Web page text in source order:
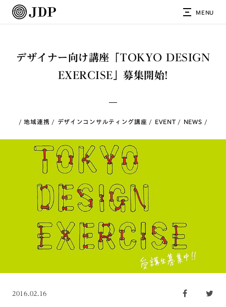
MENU
デザイナー向け講座「TOKYO DESIGN
EXERCISE」募集開始!
地域連携 デザインコンサルティング講座 EVENT NEWS
2016.02.16